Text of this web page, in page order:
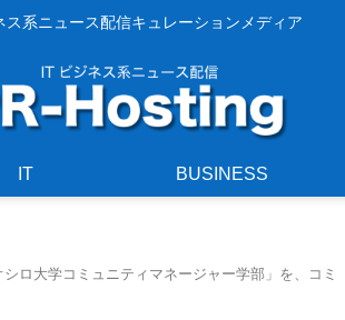
ス系ニュース配信キュレーションメディア
IT BUSINESS
ロ大学コミュニティマネージャー学部」を、コミ